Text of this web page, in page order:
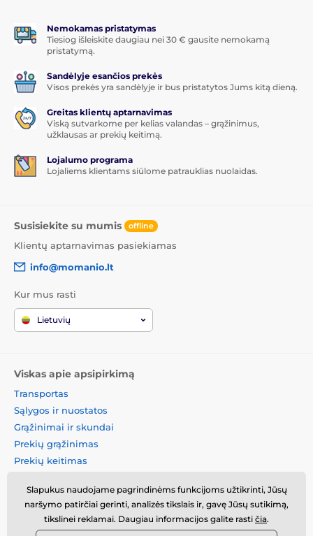
Nemokamas pristatymas
Tiesiog išleiskite daugiau nei 30 € gausite nemokamą
pristatymą.
Sandėlyje esančios prekės
Visos prekės yra sandėlyje ir bus pristatytos Jums kitą dieną.
Greitas klientų aptarnavimas
Viską sutvarkome per kelias valandas – grąžinimus,
užklausas ar prekių keitimą.
Lojalumo programa
Lojaliems klientams siūlome patrauklias nuolaidas.
Susisiekite su mumis offline
Klientų aptarnavimas pasiekiamas
info@momanio.lt
Kur mus rasti
Lietuvių
Viskas apie apsipirkimą
Transportas
Sąlygos ir nuostatos
Grąžinimai ir skundai
Prekių grąžinimas
Prekių keitimas
Kontaktinė informacija
Informacija apie asmens
duomenų tvarkymą
Slapukus naudojame pagrindinėms funkcijoms užtikrinti, Jūsų
naršymo patirčiai gerinti, analizės tikslais ir, gavę Jūsų sutikimą,
tikslinei reklamai. Daugiau informacijos galite rasti čia.